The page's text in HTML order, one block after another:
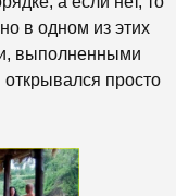
в одном из этих
выполненными
открывался просто